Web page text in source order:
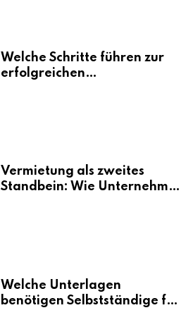
Welche Schritte führen zur
erfolgreichen
Vermietung als zweites
Standbein: Wie Unternehmen
Welche Unterlagen
benötigen Selbstständige für